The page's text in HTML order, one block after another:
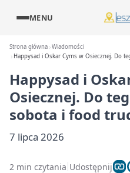
MENU
Strona główna Wiadomości
Happysad i Oskar Cyms w Osiecznej. Do
Happysad i
Osiecznej. Do
sobota i food
7 lipca 2026
2 min czytania Udostępnij